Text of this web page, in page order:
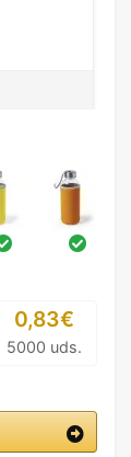
0,83€
5000 uds.